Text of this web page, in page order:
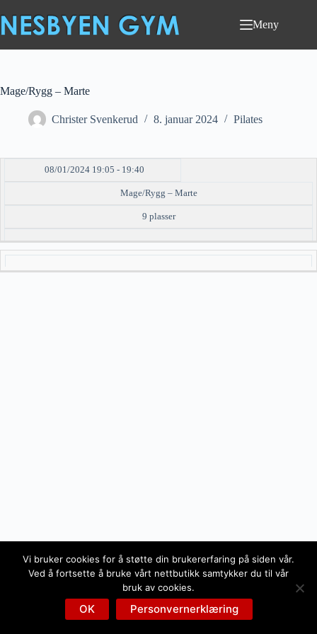
til
innholdet
Meny
Mage/Rygg – Marte
Christer Svenkerud 8. januar 2024 Pilates
DATO/TID EVENT TILGJENGELIGHET
08/01/2024 19:05 - 19:40
Mage/Rygg – Marte
9 plasser
Vi bruker cookies for å støtte din brukererfaring på siden vår.
Ved å fortsette å bruke vårt nettbutikk samtykker du til vår
bruk av cookies.
OK Personvernerklæring